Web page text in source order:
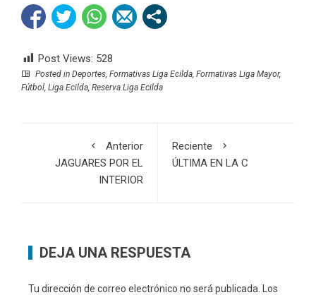
Post Views: 528
Posted in Deportes Formativas Liga Ecilda Formativas Liga Mayor,
Fútbol Liga Ecilda Reserva Liga Ecilda
Anterior
JAGUARES POR EL
INTERIOR
Reciente
ÚLTIMA EN LA C
DEJA UNA RESPUESTA
Tu dirección de correo electrónico no será publicada. Los